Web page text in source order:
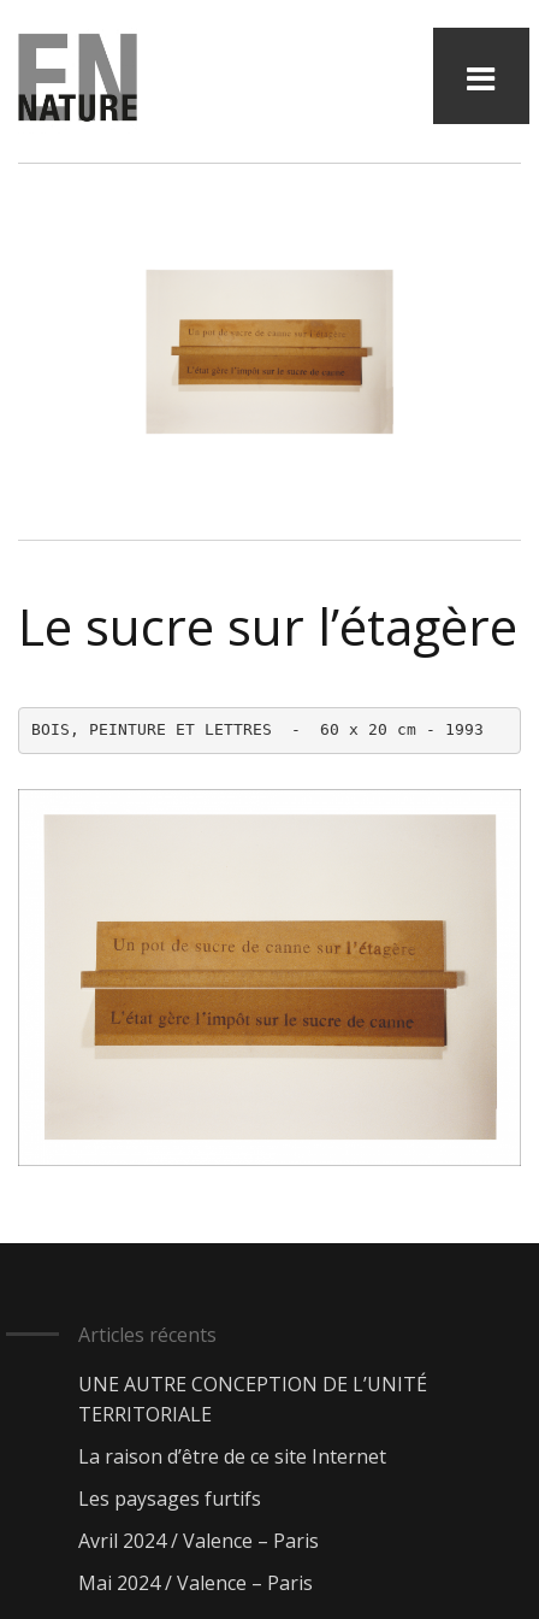
Le sucre sur l’étagère
BOIS, PEINTURE ET LETTRES  -  60 x 20 cm - 1993
Articles récents
UNE AUTRE CONCEPTION DE L’UNITÉ
TERRITORIALE
La raison d’être de ce site Internet
Les paysages furtifs
Avril 2024 / Valence – Paris
Mai 2024 / Valence – Paris